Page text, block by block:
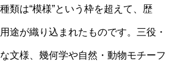
類は“模様”という枠を超えて、歴
途が織り込まれたものです。三役・
文様、幾何学や自然・動物モチーフ